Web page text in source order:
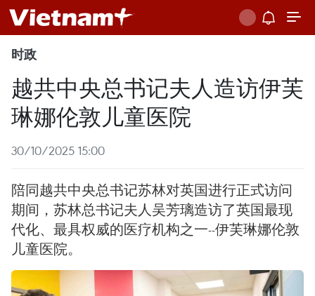
时政
越共中央总书记夫人造访伊芙
琳娜伦敦儿童医院
30/10/2025 15:00
陪同越共中央总书记苏林对英国进行正式访问
期间，苏林总书记夫人吴芳璃造访了英国最现
代化、最具权威的医疗机构之一--伊芙琳娜伦敦
儿童医院。